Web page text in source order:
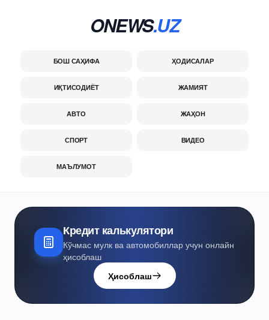
ONEWS.UZ
БОШ САҲИФА ҲОДИСАЛАР
ИҚТИСОДИЁТ ЖАМИЯТ
АВТО ЖАҲОН
СПОРТ ВИДЕО
МАЪЛУМОТ
Кредит калькулятори
Кўчмас мулк ва автомобиллар учун онлайн
ҳисоблаш
Ҳисоблаш